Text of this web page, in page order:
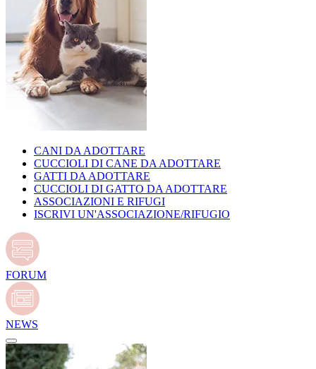
CANI DA ADOTTARE
CUCCIOLI DI CANE DA ADOTTARE
GATTI DA ADOTTARE
CUCCIOLI DI GATTO DA ADOTTARE
ASSOCIAZIONI E RIFUGI
ISCRIVI UN'ASSOCIAZIONE/RIFUGIO
FORUM
NEWS